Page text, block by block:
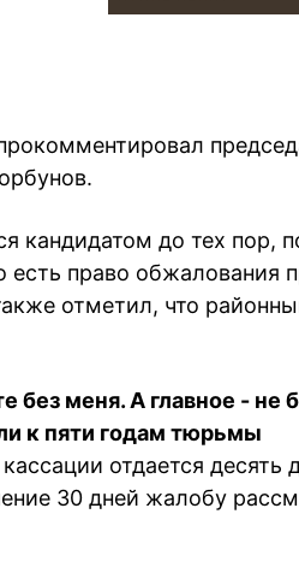
кандидатом до тех пор,
есть право обжалования
отметил, что
без меня. А главное - не
к пяти годам тюрьмы
отдается
30 дней жалобу